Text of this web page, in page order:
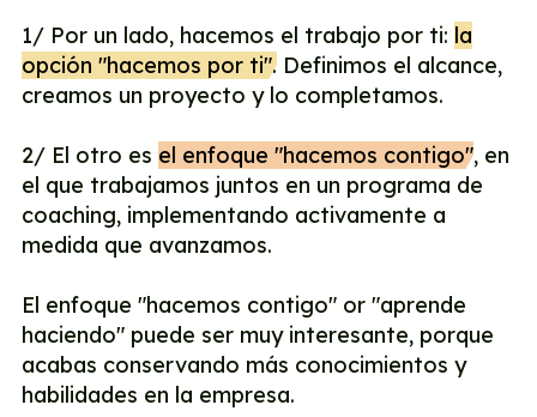
1/ Por un lado, hacemos el trabajo por ti: la
opción "hacemos por ti". Definimos el alcance,
creamos un proyecto y lo completamos.
2/ El otro es el enfoque "hacemos contigo", en
el que trabajamos juntos en un programa de
coaching, implementando activamente a
medida que avanzamos.
El enfoque "hacemos contigo" or "aprende
haciendo" puede ser muy interesante, porque
acabas conservando más conocimientos y
habilidades en la empresa.